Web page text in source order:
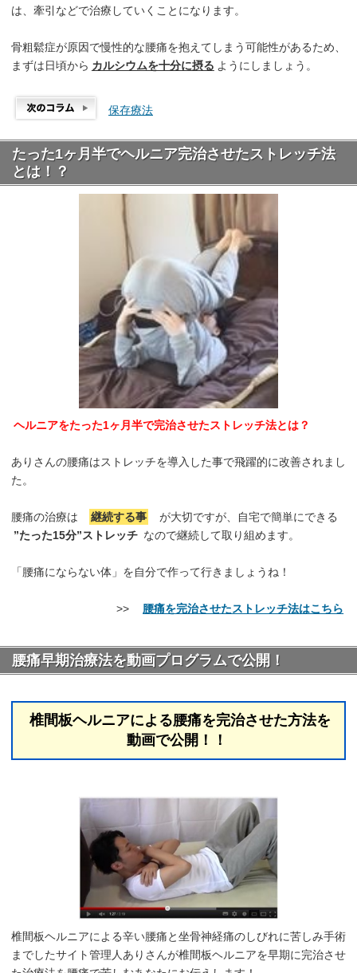
は、牽引などで治療していくことになります。
骨粗鬆症が原因で慢性的な腰痛を抱えてしまう可能性があるため、
まずは日頃から カルシウムを十分に摂る ようにしましょう。
保存療法
たった1ヶ月半でヘルニア完治させたストレッチ法
とは！？
ヘルニアをたった1ヶ月半で完治させたストレッチ法とは？
ありさんの腰痛はストレッチを導入した事で飛躍的に改善されまし
た。
腰痛の治療は 継続する事
が大切ですが、自宅で簡単にできる
”たった15分”ストレッチ なので継続して取り組めます。
「腰痛にならない体」を自分で作って行きましょうね！
>> 腰痛を完治させたストレッチ法はこちら
腰痛早期治療法を動画プログラムで公開！
椎間板ヘルニアによる腰痛を完治させた方法を
動画で公開！！
椎間板ヘルニアによる辛い腰痛と坐骨神経痛のしびれに苦しみ手術
までしたサイト管理人ありさんが椎間板ヘルニアを早期に完治させ